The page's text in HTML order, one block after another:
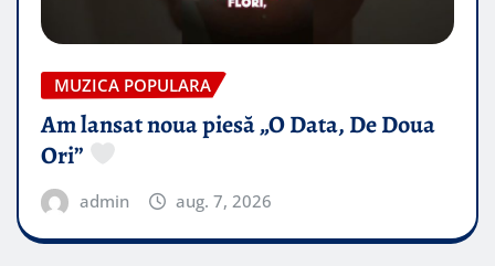
MUZICA POPULARA
Am lansat noua piesă „O Data, De Doua
Ori”
admin aug. 7, 2026